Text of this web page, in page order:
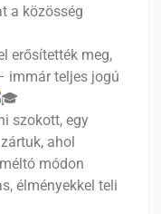
a közösség
erősítették meg,
immár teljes jogú
szokott, egy
ahol
módon
élményekkel teli